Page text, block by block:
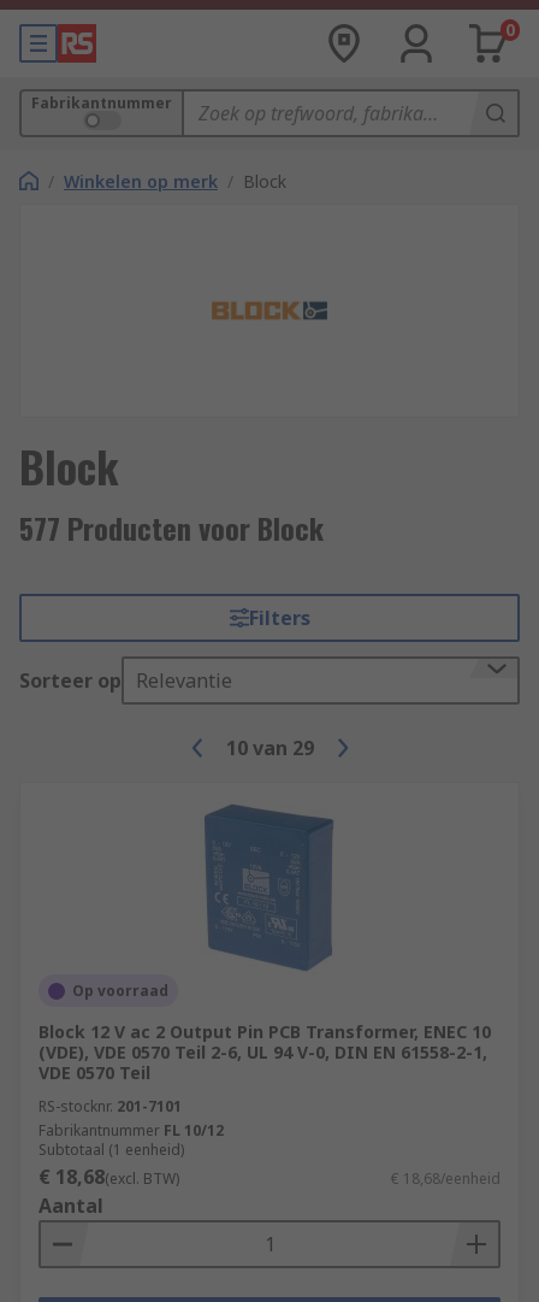
0
Fabrikantnummer
/ Winkelen op merk / Block
Block
577 Producten voor Block
Filters
Sorteer op Relevantie
10 van 29
Op voorraad
Block 12 V ac 2 Output Pin PCB Transformer, ENEC 10
(VDE), VDE 0570 Teil 2-6, UL 94 V-0, DIN EN 61558-2-1,
VDE 0570 Teil
RS-stocknr. 201-7101
Fabrikantnummer FL 10/12
Subtotaal (1 eenheid)
€ 18,68(excl. BTW) € 18,68/eenheid
Aantal